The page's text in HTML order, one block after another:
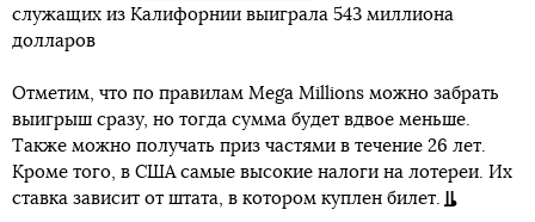
служащих из Калифорнии выиграла 543 миллиона
долларов
Отметим, что по правилам Mega Мillions можно забрать
выигрыш сразу, но тогда сумма будет вдвое меньше.
Также можно получать приз частями в течение 26 лет.
Кроме того, в США самые высокие налоги на лотереи. Их
ставка зависит от штата, в котором куплен билет.